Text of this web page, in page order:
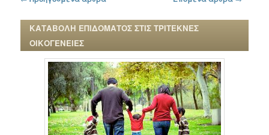
ΚΑΤΑΒΟΛΗ ΕΠΙΔΟΜΑΤΟΣ ΣΤΙΣ ΤΡΙΤΕΚΝΕΣ
ΟΙΚΟΓΕΝΕΙΕΣ